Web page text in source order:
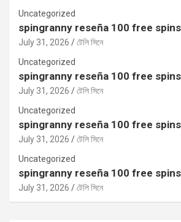
Uncategorized
spingranny reseña 100 free
July 31, 2026
টেলি সিনে
Uncategorized
spingranny reseña 100 free
July 31, 2026
টেলি সিনে
Uncategorized
spingranny reseña 100 free
July 31, 2026
টেলি সিনে
Uncategorized
spingranny reseña 100 free
July 31, 2026 টেলি সিনে